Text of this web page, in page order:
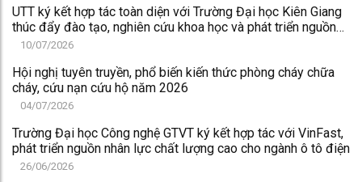
UTT ký kết hợp tác toàn diện với Trường Đại học Kiên Giang
thúc đẩy đào tạo, nghiên cứu khoa học và phát triển nguồn
nhân lực chất lượng cao
10/07/2026
Hội nghị tuyên truyền, phổ biến kiến thức phòng cháy chữa
cháy, cứu nạn cứu hộ năm 2026
04/07/2026
Trường Đại học Công nghệ GTVT ký kết hợp tác với VinFast,
phát triển nguồn nhân lực chất lượng cao cho ngành ô tô điện
26/06/2026